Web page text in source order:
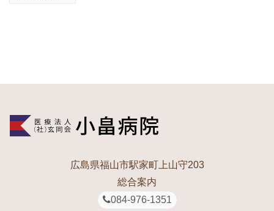
広島県福山市駅家町上山守203
総合案内
084-976-1351